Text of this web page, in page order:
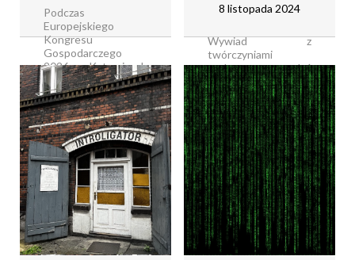
Podczas
Europejskiego
Kongresu
Gospodarczego
2026 w Katowicach
rozmawialiśmy z
Atillą Szabo,
dyrektorem
zarządzającym Ford
Polska o przyszłości
rynku
motoryzacyjnego,
rozwoju
elektromobilności
oraz kierunku, w
jakim zmierza branża
motoryzacyjna [...]
Czytaj dalej...
8 listopada 2024
Wywiad z
twórczyniami
podcastu Już
tłumaczę Ela i Paya
tworzą podcast o
książkach Już
tłumaczę i zgodziły
się podzielić swoim
doświadczeniem
studiów, pracy jako
tłumaczki oraz
rekomendacjami
książkowymi!
Aleksandra: [...]
Czytaj dalej...